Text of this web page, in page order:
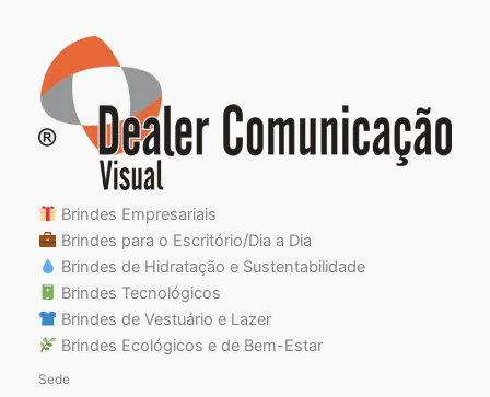
Brindes Empresariais
Brindes para o Escritório/Dia a Dia
Brindes de Hidratação e Sustentabilidade
Brindes Tecnológicos
Brindes de Vestuário e Lazer
Brindes Ecológicos e de Bem-Estar
Sede